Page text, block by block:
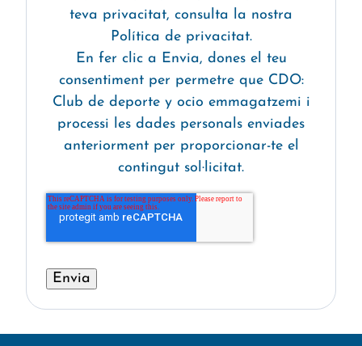
teva privacitat, consulta la nostra
Política de privacitat.
En fer clic a Envia, dones el teu
consentiment per permetre que CDO:
Club de deporte y ocio emmagatzemi i
processi les dades personals enviades
anteriorment per proporcionar-te el
contingut sol·licitat.